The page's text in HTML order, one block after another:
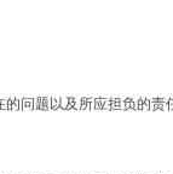
的问题以及所应担负的